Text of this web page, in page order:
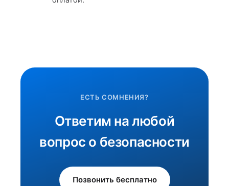
ЕСТЬ СОМНЕНИЯ?
Ответим на любой
вопрос о безопасности
Позвонить бесплатно